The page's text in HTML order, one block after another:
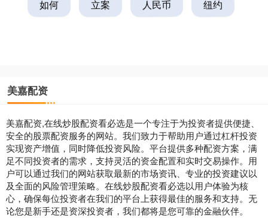
如何 立案 人民币 纽约
美嘉配资
美嘉配资,在线炒股配资看必选是一个专注于为投资者提供便捷、
安全的股票配资服务的网站。我们致力于帮助用户通过杠杆投资
实现资产增值，同时降低投资风险。平台提供多种配资方案，满
足不同投资者的需求，支持灵活的资金配置和实时交易操作。用
户可以通过我们的网站获取最新的市场资讯、专业的投资建议以
及全面的风险管理策略。在线炒股配资看必选以用户体验为核
心，确保每位投资者在我们的平台上获得最佳的服务和支持。无
论您是新手还是资深投资者，我们都将是您可靠的金融伙伴。